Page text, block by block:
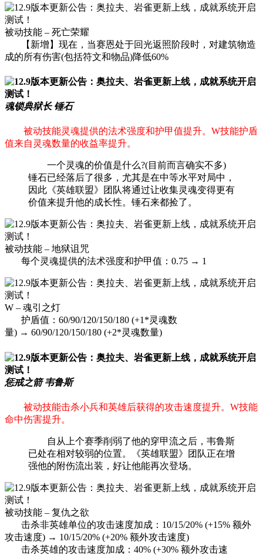
被动技能 – 死亡荣耀
【新增】现在，当赛恩处于回光返照阶段时，对建筑物造
成的所有伤害(包括符文和物品)降低60%
魂锁典狱长 锤石
被动技能灵魂提供的法术强度和护甲值提升。W技能护盾
值来自灵魂数量的收益率提升。
一个灵魂的价值是什么?(目前而言确实不多)
锤石已经落后了很多，尤其是在中等水平对局中，
因此《英雄联盟》团队将通过让收集灵魂变得更有
价值来提升他的成长性。锤石来都捡了。
被动技能 – 地狱诅咒
每个灵魂提供的法术强度和护甲值：0.75 → 1
W – 魂引之灯
护盾值：60/90/120/150/180 (+1*灵魂数
量) → 60/90/120/150/180 (+2*灵魂数量)
惩戒之箭 韦鲁斯
被动技能击杀小兵和英雄后获得的攻击速度提升。W技能
命中伤害提升。
自从上个赛季削弱了他的穿甲流之后，韦鲁斯
已处在相对较弱的位置。《英雄联盟》团队正在增
强他的附伤流出装，好让他能再次登场。
被动技能 – 复仇之欲
击杀非英雄单位的攻击速度加成：10/15/20% (+15% 额外
攻击速度) → 10/15/20% (+20% 额外攻击速度)
击杀英雄的攻击速度加成：40% (+30% 额外攻击速